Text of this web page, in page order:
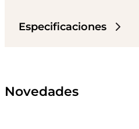
Especificaciones
Novedades